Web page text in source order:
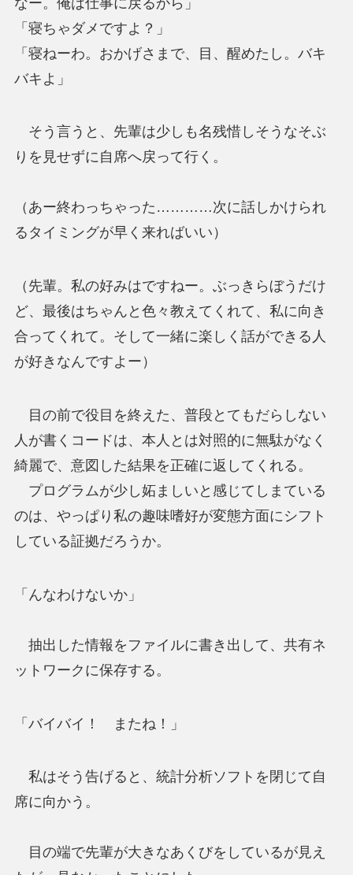
「寝ちゃダメですよ？」
「寝ねーわ。おかげさまで、目、醒めたし。バキ
バキよ」
そう言うと、先輩は少しも名残惜しそうなそぶ
りを見せずに自席へ戻って行く。
（あー終わっちゃった…………次に話しかけられ
るタイミングが早く来ればいい）
（先輩。私の好みはですねー。ぶっきらぼうだけ
ど、最後はちゃんと色々教えてくれて、私に向き
合ってくれて。そして一緒に楽しく話ができる人
が好きなんですよー）
目の前で役目を終えた、普段とてもだらしない
人が書くコードは、本人とは対照的に無駄がなく
綺麗で、意図した結果を正確に返してくれる。
プログラムが少し妬ましいと感じてしまている
のは、やっぱり私の趣味嗜好が変態方面にシフト
している証拠だろうか。
「んなわけないか」
抽出した情報をファイルに書き出して、共有ネ
ットワークに保存する。
「バイバイ！ またね！」
私はそう告げると、統計分析ソフトを閉じて自
席に向かう。
目の端で先輩が大きなあくびをしているが見え